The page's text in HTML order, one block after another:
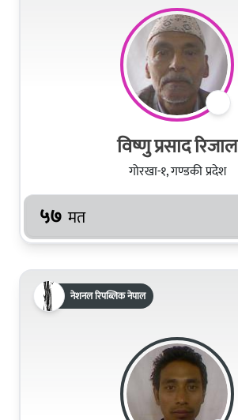
विष्णु प्रसाद रिजाल
गोरखा-१, गण्डकी प्रदेश
५७ मत
नेशनल रिपब्लिक नेपाल